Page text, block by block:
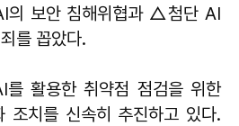
의 보안 침해위협과 △첨단 AI
를 꼽았다.
를 활용한 취약점 점검을 위한
조치를 신속히 추진하고 있다.